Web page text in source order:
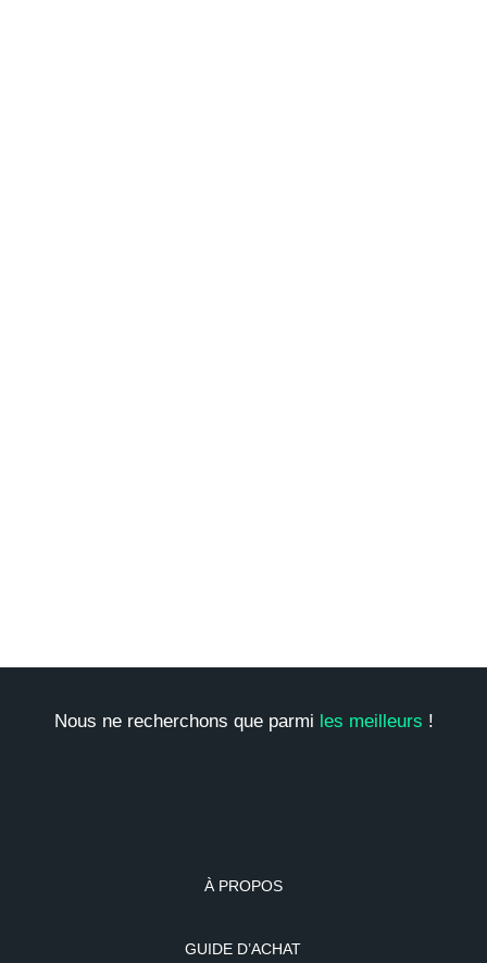
Nous ne recherchons que parmi les meilleurs !
À PROPOS
GUIDE D’ACHAT